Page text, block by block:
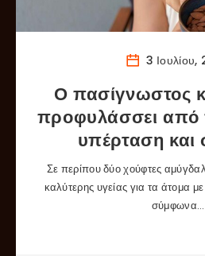
3 Ιουλίου,
Ο πασίγνωστος
προφυλάσσει από
υπέρταση και
Σε περίπου δύο χούφτες
καλύτερης υγείας για τα άτομα
σύμφωνα…